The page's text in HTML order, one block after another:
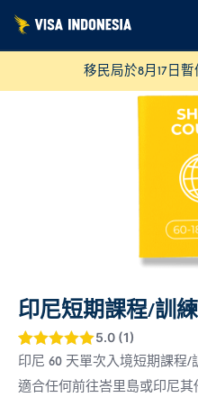
容
移民局於8月17日
印尼短期課程/訓
評分5/ 5，
5
進行評分
5.0 (1)
印尼 60 天單次入境短期課程/
適合任何前往峇里島或印尼
捐款給 Villa
並幫助峇里島
美元